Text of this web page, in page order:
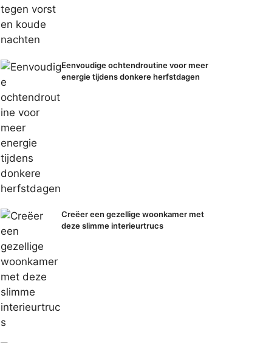
Eenvoudige ochtendroutine voor meer
energie tijdens donkere herfstdagen
Creëer een gezellige woonkamer met
deze slimme interieurtrucs